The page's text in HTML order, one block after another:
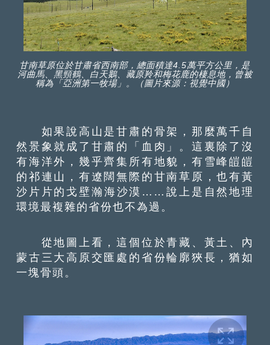
甘南草原位於甘肅省西南部，總面積達4.5萬平方公里，是
河曲馬、黑頸鶴、白天鵝、藏原羚和梅花鹿的棲息地，曾被
稱為「亞洲第一牧場」。（圖片來源：視覺中國）
如果說高山是甘肅的骨架，那麼萬千自
然景象就成了甘肅的「血肉」。這裏除了沒
有海洋外，幾乎齊集所有地貌，有雪峰皚皚
的祁連山，有遼闊無際的甘南草原，也有黃
沙片片的戈壁瀚海沙漠……說上是自然地理
環境最複雜的省份也不為過。
從地圖上看，這個位於青藏、黃土、內
蒙古三大高原交匯處的省份輪廓狹長，猶如
一塊骨頭。